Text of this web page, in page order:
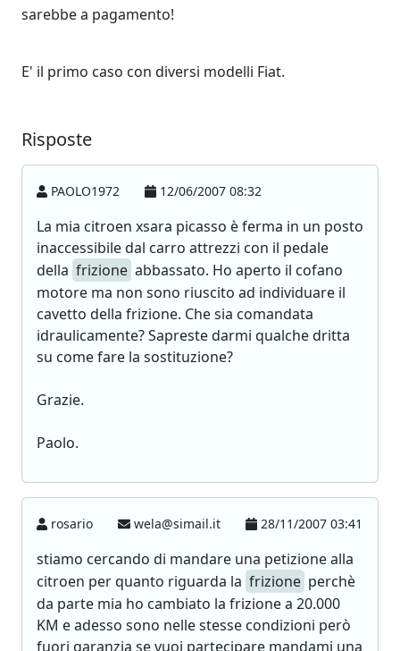
sarebbe a pagamento!
E' il primo caso con diversi modelli Fiat.
Risposte
PAOLO1972 12/06/2007 08:32
La mia citroen xsara picasso è ferma in un posto
inaccessibile dal carro attrezzi con il pedale
della frizione abbassato. Ho aperto il cofano
motore ma non sono riuscito ad individuare il
cavetto della frizione. Che sia comandata
idraulicamente? Sapreste darmi qualche dritta
su come fare la sostituzione?
Grazie.
Paolo.
rosario wela@simail.it 28/11/2007 03:41
stiamo cercando di mandare una petizione alla
citroen per quanto riguarda la frizione perchè
da parte mia ho cambiato la frizione a 20.000
KM e adesso sono nelle stesse condizioni però
fuori garanzia se vuoi partecipare mandami una